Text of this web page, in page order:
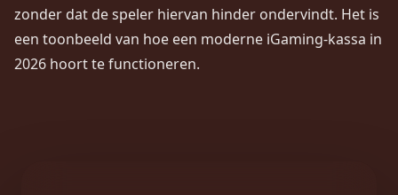
zonder dat de speler hiervan hinder ondervindt. Het is
een toonbeeld van hoe een moderne iGaming-kassa in
2026 hoort te functioneren.